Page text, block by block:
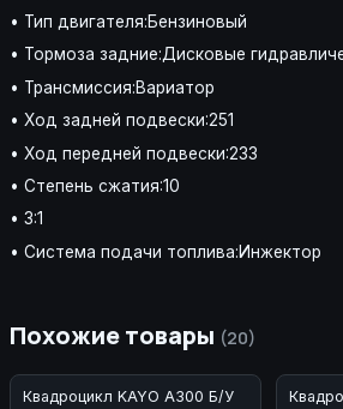
• Тип двигателя:Бензиновый
• Тормоза задние:Дисковые
• Трансмиссия:Вариатор
• Ход задней подвески:251
• Ход передней подвески:233
• Степень сжатия:10
• 3:1
• Система подачи топлива:Инжектор
Похожие товары (20)
Квадроцикл KAYO A300 Б/У